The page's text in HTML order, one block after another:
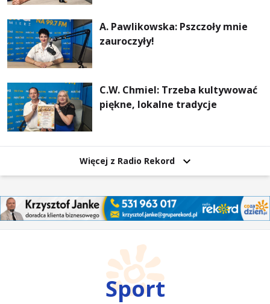
najważniejsza
A. Pawlikowska: Pszczoły mnie
zauroczyły!
C.W. Chmiel: Trzeba kultywować
piękne, lokalne tradycje
Więcej z Radio Rekord
Sport